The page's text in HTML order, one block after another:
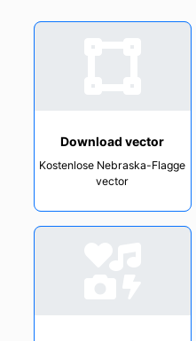
Download vector
Kostenlose Nebraska-Flagge
vector